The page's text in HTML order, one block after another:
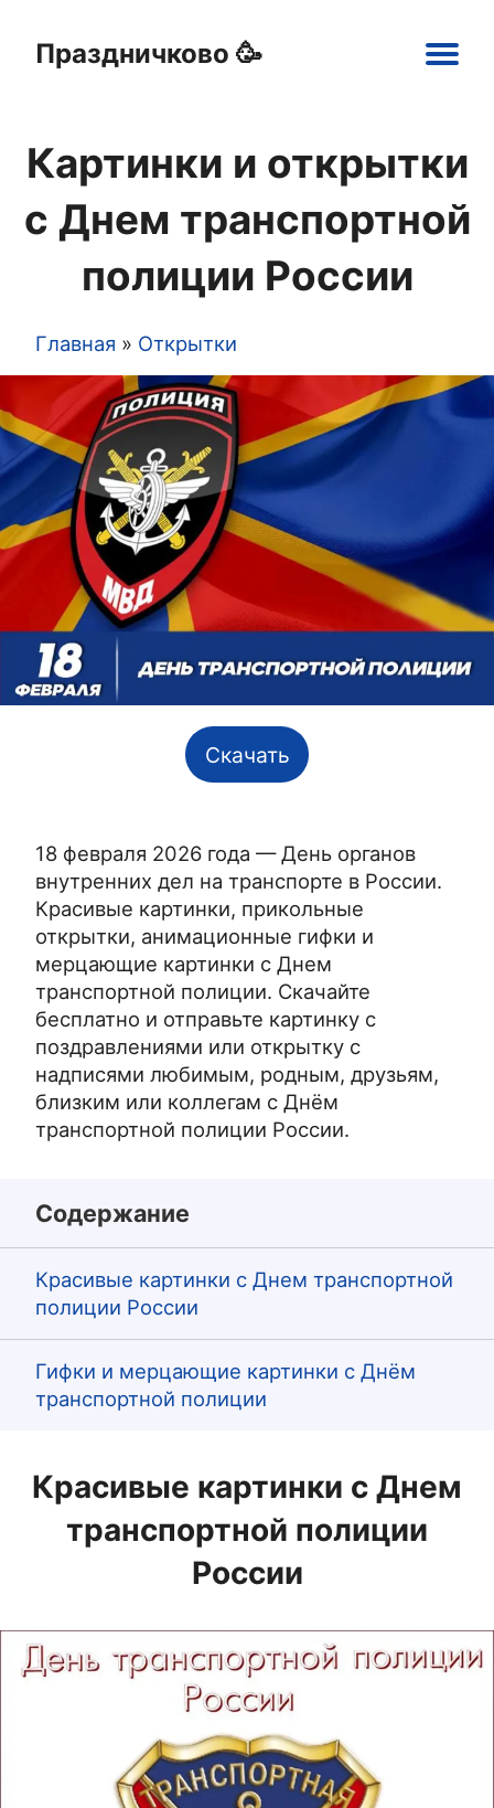
Праздничково 🥳
navigation
Открытки
Картинки
Шаблоны
Праздники
Картинки и открытки
с Днем транспортной
полиции России
Строка
навигации
Главная Открытки
Скачать
18 февраля 2026 года — День органов
внутренних дел на транспорте в России.
Красивые картинки, прикольные
открытки, анимационные гифки и
мерцающие картинки с Днем
транспортной полиции. Скачайте
бесплатно и отправьте картинку с
поздравлениями или открытку с
надписями любимым, родным, друзьям,
близким или коллегам с Днём
транспортной полиции России.
Содержание
Красивые картинки с Днем транспортной
полиции России
Гифки и мерцающие картинки с Днём
транспортной полиции
Красивые картинки с Днем
транспортной полиции
России